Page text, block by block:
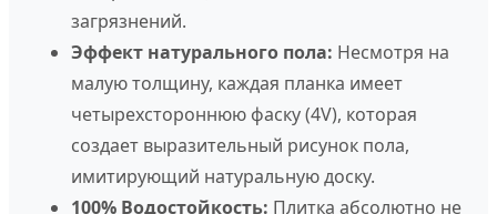
загрязнений.
Эффект натурального пола: Несмотря на
малую толщину, каждая планка имеет
четырехстороннюю фаску (4V), которая
создает выразительный рисунок пола,
имитирующий натуральную доску.
100% Водостойкость: Плитка абсолютно не